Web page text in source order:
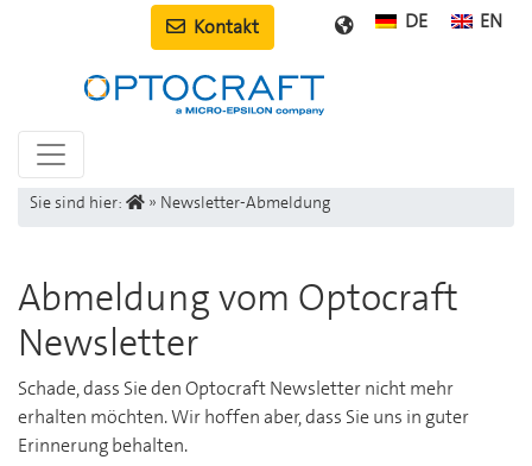
Kontakt DE EN
Sie sind hier: » Newsletter-Abmeldung
Abmeldung vom Optocraft
Newsletter
Schade, dass Sie den Optocraft Newsletter nicht mehr
erhalten möchten. Wir hoffen aber, dass Sie uns in guter
Erinnerung behalten.